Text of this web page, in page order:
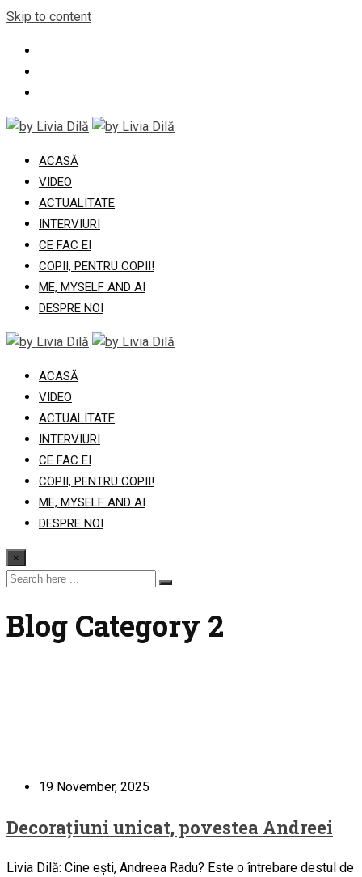
Skip to content
ACASĂ
VIDEO
ACTUALITATE
INTERVIURI
CE FAC EI
COPII, PENTRU COPII!
ME, MYSELF AND AI
DESPRE NOI
ACASĂ
VIDEO
ACTUALITATE
INTERVIURI
CE FAC EI
COPII, PENTRU COPII!
ME, MYSELF AND AI
DESPRE NOI
×
Blog Category 2
19 November, 2025
Decorațiuni unicat, povestea Andreei
Livia Dilă: Cine ești, Andreea Radu? Este o întrebare destul de